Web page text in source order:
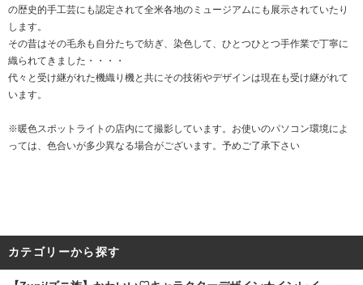
の歴史的手工芸にも認定されて全米各地のミュージアムにも展示されていたり
します。
その昔はその毛糸も自分たちで紡ぎ、染色して、ひとつひとつ手作業で丁寧に
織られてきました・・・・
代々と受け継がれた機織り機と共にその技術やデザインは現在も受け継がれて
います。
※暖色スポットライトの店内にて撮影しています。お使いのパソコン環境によ
っては、色合いが多少異なる場合がございます。予めご了承下さい
カテゴリーから探す